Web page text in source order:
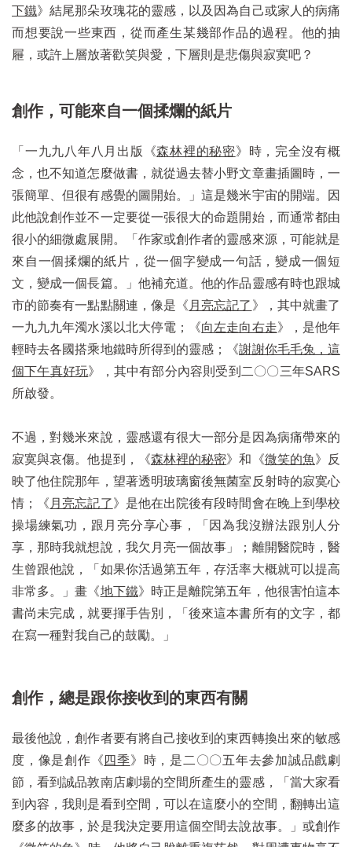
下鐵》結尾那朵玫瑰花的靈感，以及因為自己或家人的病痛
而想要說一些東西，從而產生某幾部作品的過程。他的抽
屜，或許上層放著歡笑與愛，下層則是悲傷與寂寞吧？
創作，可能來自一個揉爛的紙片
「一九九八年八月出版《森林裡的秘密》時，完全沒有概
念，也不知道怎麼做書，就從過去替小野文章畫插圖時，一
張簡單、但很有感覺的圖開始。」這是幾米宇宙的開端。因
此他說創作並不一定要從一張很大的命題開始，而通常都由
很小的細微處展開。「作家或創作者的靈感來源，可能就是
來自一個揉爛的紙片，從一個字變成一句話，變成一個短
文，變成一個長篇。」他補充道。他的作品靈感有時也跟城
市的節奏有一點點關連，像是《 月亮忘記了 》，其中就畫了
一九九九年濁水溪以北大停電；《向左走向右走》，是他年
輕時去各國搭乘地鐵時所得到的靈感；《謝謝你毛毛兔，這
個下午真好玩》，其中有部分內容則受到二〇〇三年SARS
所啟發。
不過，對幾米來說，靈感還有很大一部分是因為病痛帶來的
寂寞與哀傷。他提到，《森林裡的秘密》和《微笑的魚》反
映了他住院那年，望著透明玻璃窗後無菌室反射時的寂寞心
情；《 月亮忘記了》是他在出院後有段時間會在晚上到學校
操場練氣功，跟月亮分享心事，「因為我沒辦法跟別人分
享，那時我就想說，我欠月亮一個故事」；離開醫院時，醫
生曾跟他說，「如果你活過第五年，存活率大概就可以提高
非常多。」畫《地下鐵》時正是離院第五年，他很害怕這本
書尚未完成，就要揮手告別，「後來這本書所有的文字，都
在寫一種對我自己的鼓勵。」
創作，總是跟你接收到的東西有關
最後他說，創作者要有將自己接收到的東西轉換出來的敏感
度，像是創作《 四季》時，是二〇〇五年去參加誠品戲劇
節，看到誠品敦南店劇場的空間所產生的靈感，「當大家看
到內容，我則是看到空間，可以在這麼小的空間，翻轉出這
麼多的故事，於是我決定要用這個空間去說故事。」或創作